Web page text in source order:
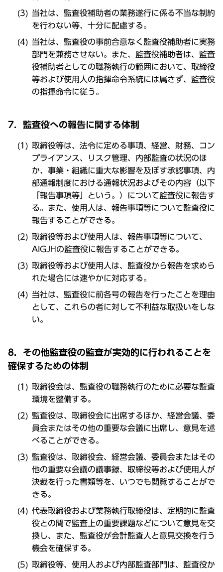
当社は、監査役補助者の業務遂行に係る不当な制約
を行わない等、十分に配慮する。
当社は、監査役の事前合意なく監査役補助者に実務
部門を兼務させない。また、監査役補助者は、監査
役補助者としての職務執行の範囲において、取締役
等および使用人の指揮命令系統には属さず、監査役
の指揮命令に従う。
7．監査役への報告に関する体制
取締役等は、法令に定める事項、経営、財務、コン
プライアンス、リスク管理、内部監査の状況のほ
か、事業・組織に重大な影響を及ぼす承認事項、内
部通報制度における通報状況およびその内容（以下
「報告事項等」という。）について監査役に報告す
る。また、使用人は、報告事項等について監査役に
報告することができる。
取締役等および使用人は、報告事項等について、
AIGJHの監査役に報告することができる。
取締役等および使用人は、監査役から報告を求めら
れた場合には速やかに対応する。
当社は、監査役に前各号の報告を行ったことを理由
として、これらの者に対して不利益な取扱いをしな
い。
8．その他監査役の監査が実効的に行われることを
確保するための体制
取締役会は、監査役の職務執行のために必要な監査
環境を整備する。
監査役は、取締役会に出席するほか、経営会議、委
員会またはその他の重要な会議に出席し、意見を述
べることができる。
監査役は、取締役会、経営会議、委員会またはその
他の重要な会議の議事録、取締役等および使用人が
決裁を行った書類等を、いつでも閲覧することがで
きる。
代表取締役および業務執行取締役は、定期的に監査
役との間で監査上の重要課題などについて意見を交
換し、また、監査役が会計監査人と意見交換を行う
機会を確保する。
取締役等、使用人および内部監査部門は、監査役か